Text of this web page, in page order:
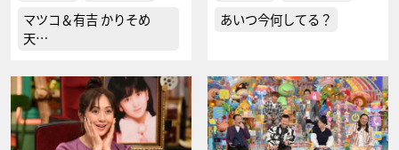
マツコ＆有吉 かりそめ
天…
あいつ今何してる？